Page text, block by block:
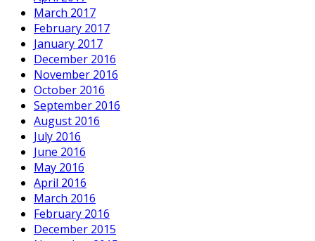
March 2017
February 2017
January 2017
December 2016
November 2016
October 2016
September 2016
August 2016
July 2016
June 2016
May 2016
April 2016
March 2016
February 2016
December 2015